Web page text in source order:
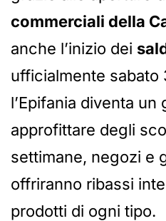
commerciali della
anche l’inizio dei
ufficialmente sabato
l’Epifania diventa
approfittare degli
settimane, negozi e
offriranno ribassi
prodotti di ogni tipo.